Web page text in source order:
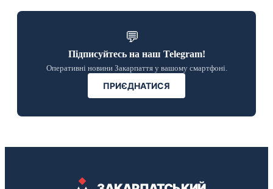
💬
Підписуйтесь на наш Telegram!
Оперативні новини Закарпаття у вашому смартфоні.
ПРИЄДНАТИСЯ